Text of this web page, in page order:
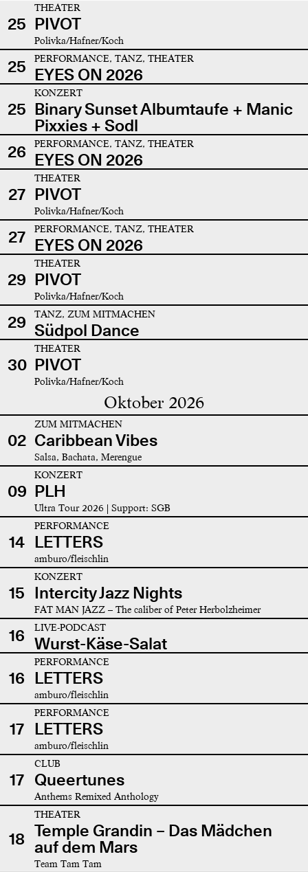
25
THEATER
PIVOT
Polivka/Hafner/Koch
25 PERFORMANCE, TANZ, THEATER
EYES ON 2026
25
KONZERT
Binary Sunset Albumtaufe + Manic
Pixxies + Sodl
26
PERFORMANCE, TANZ, THEATER
EYES ON 2026
27
THEATER
PIVOT
Polivka/Hafner/Koch
27 PERFORMANCE, TANZ, THEATER
EYES ON 2026
29
THEATER
PIVOT
Polivka/Hafner/Koch
29 TANZ, ZUM MITMACHEN
Südpol Dance
30
THEATER
PIVOT
Polivka/Hafner/Koch
Oktober 2026
02
ZUM MITMACHEN
Caribbean Vibes
Salsa, Bachata, Merengue
09
KONZERT
PLH
Ultra Tour 2026 | Support: SGB
14
PERFORMANCE
LETTERS
amburo/fleischlin
15
KONZERT
Intercity Jazz Nights
FAT MAN JAZZ – The caliber of Peter Herbolzheimer
16 LIVE-PODCAST
Wurst-Käse-Salat
16
PERFORMANCE
LETTERS
amburo/fleischlin
17
PERFORMANCE
LETTERS
amburo/fleischlin
17
CLUB
Queertunes
Anthems Remixed Anthology
18
THEATER
Temple Grandin – Das Mädchen
auf dem Mars
Team Tam Tam